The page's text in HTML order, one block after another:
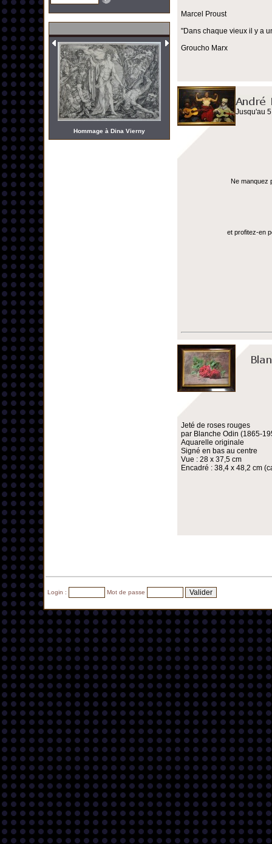
Hommage à Dina Vierny
Marcel Proust
"Dans chaque vieux il y a
Groucho Marx
Jusqu'au
Ne manquez
et profitez-en
Jeté de roses rouges
par Blanche Odin (1865-
Aquarelle originale
Signé en bas au centre
Vue : 28 x 37,5 cm
Encadré : 38,4 x 48,2 cm
Login : Mot de passe